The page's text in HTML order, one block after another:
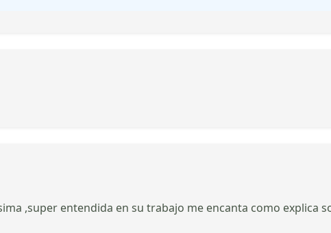
,super entendida en su trabajo me encanta como explica